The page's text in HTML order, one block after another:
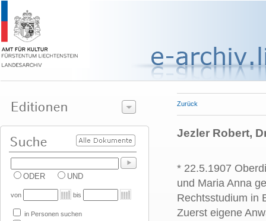
ODER UND
von bis
in Personen suchen
Zurück
Jezler Robert,
* 22.5.1907
und Maria Anna
Rechtsstudium in
Zuerst eigene